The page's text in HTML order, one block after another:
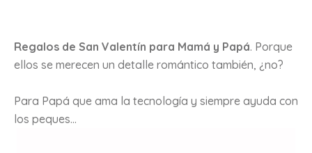
Regalos de San Valentín para Mamá y Papá. Porque
ellos se merecen un detalle romántico también, ¿no?
Para Papá que ama la tecnología y siempre ayuda con
los peques…